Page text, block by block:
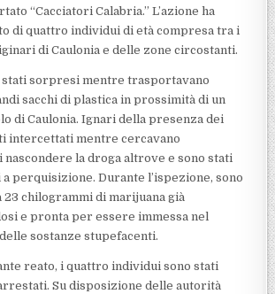
“Cacciatori Calabria.” L’azione ha
di quattro individui di età compresa tra i
di Caulonia e delle zone circostanti.
stati sorpresi mentre trasportavano
sacchi di plastica in prossimità di un
di Caulonia. Ignari della presenza dei
intercettati mentre cercavano
la droga altrove e sono stati
perquisizione. Durante l’ispezione, sono
chilogrammi di marijuana già
e pronta per essere immessa nel
sostanze stupefacenti.
reato, i quattro individui sono stati
Su disposizione delle autorità